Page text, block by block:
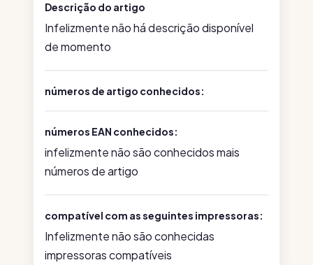
Descrição do artigo
Infelizmente não há descrição disponível
de momento
números de artigo conhecidos:
números EAN conhecidos:
infelizmente não são conhecidos mais
números de artigo
compatível com as seguintes impressoras:
Infelizmente não são conhecidas
impressoras compatíveis